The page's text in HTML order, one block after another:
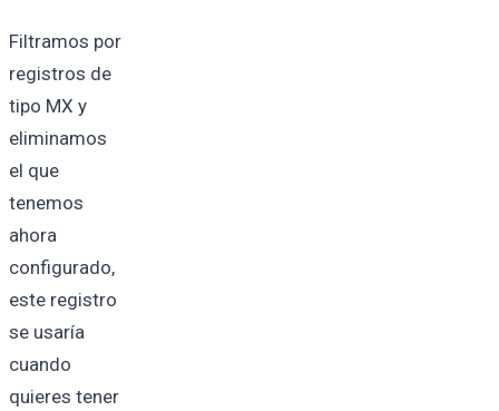
Filtramos por
registros de
tipo MX y
eliminamos
el que
tenemos
ahora
configurado,
este registro
se usaría
cuando
quieres tener